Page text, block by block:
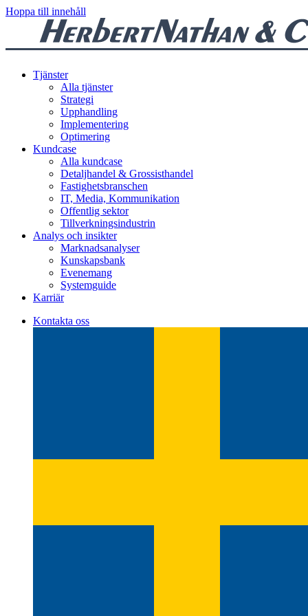
Hoppa till innehåll
Tjänster
Alla tjänster
Strategi
Upphandling
Implementering
Optimering
Kundcase
Alla kundcase
Detaljhandel & Grossisthandel
Fastighetsbranschen
IT, Media, Kommunikation
Offentlig sektor
Tillverkningsindustrin
Analys och insikter
Marknadsanalyser
Kunskapsbank
Evenemang
Systemguide
Karriär
Kontakta oss